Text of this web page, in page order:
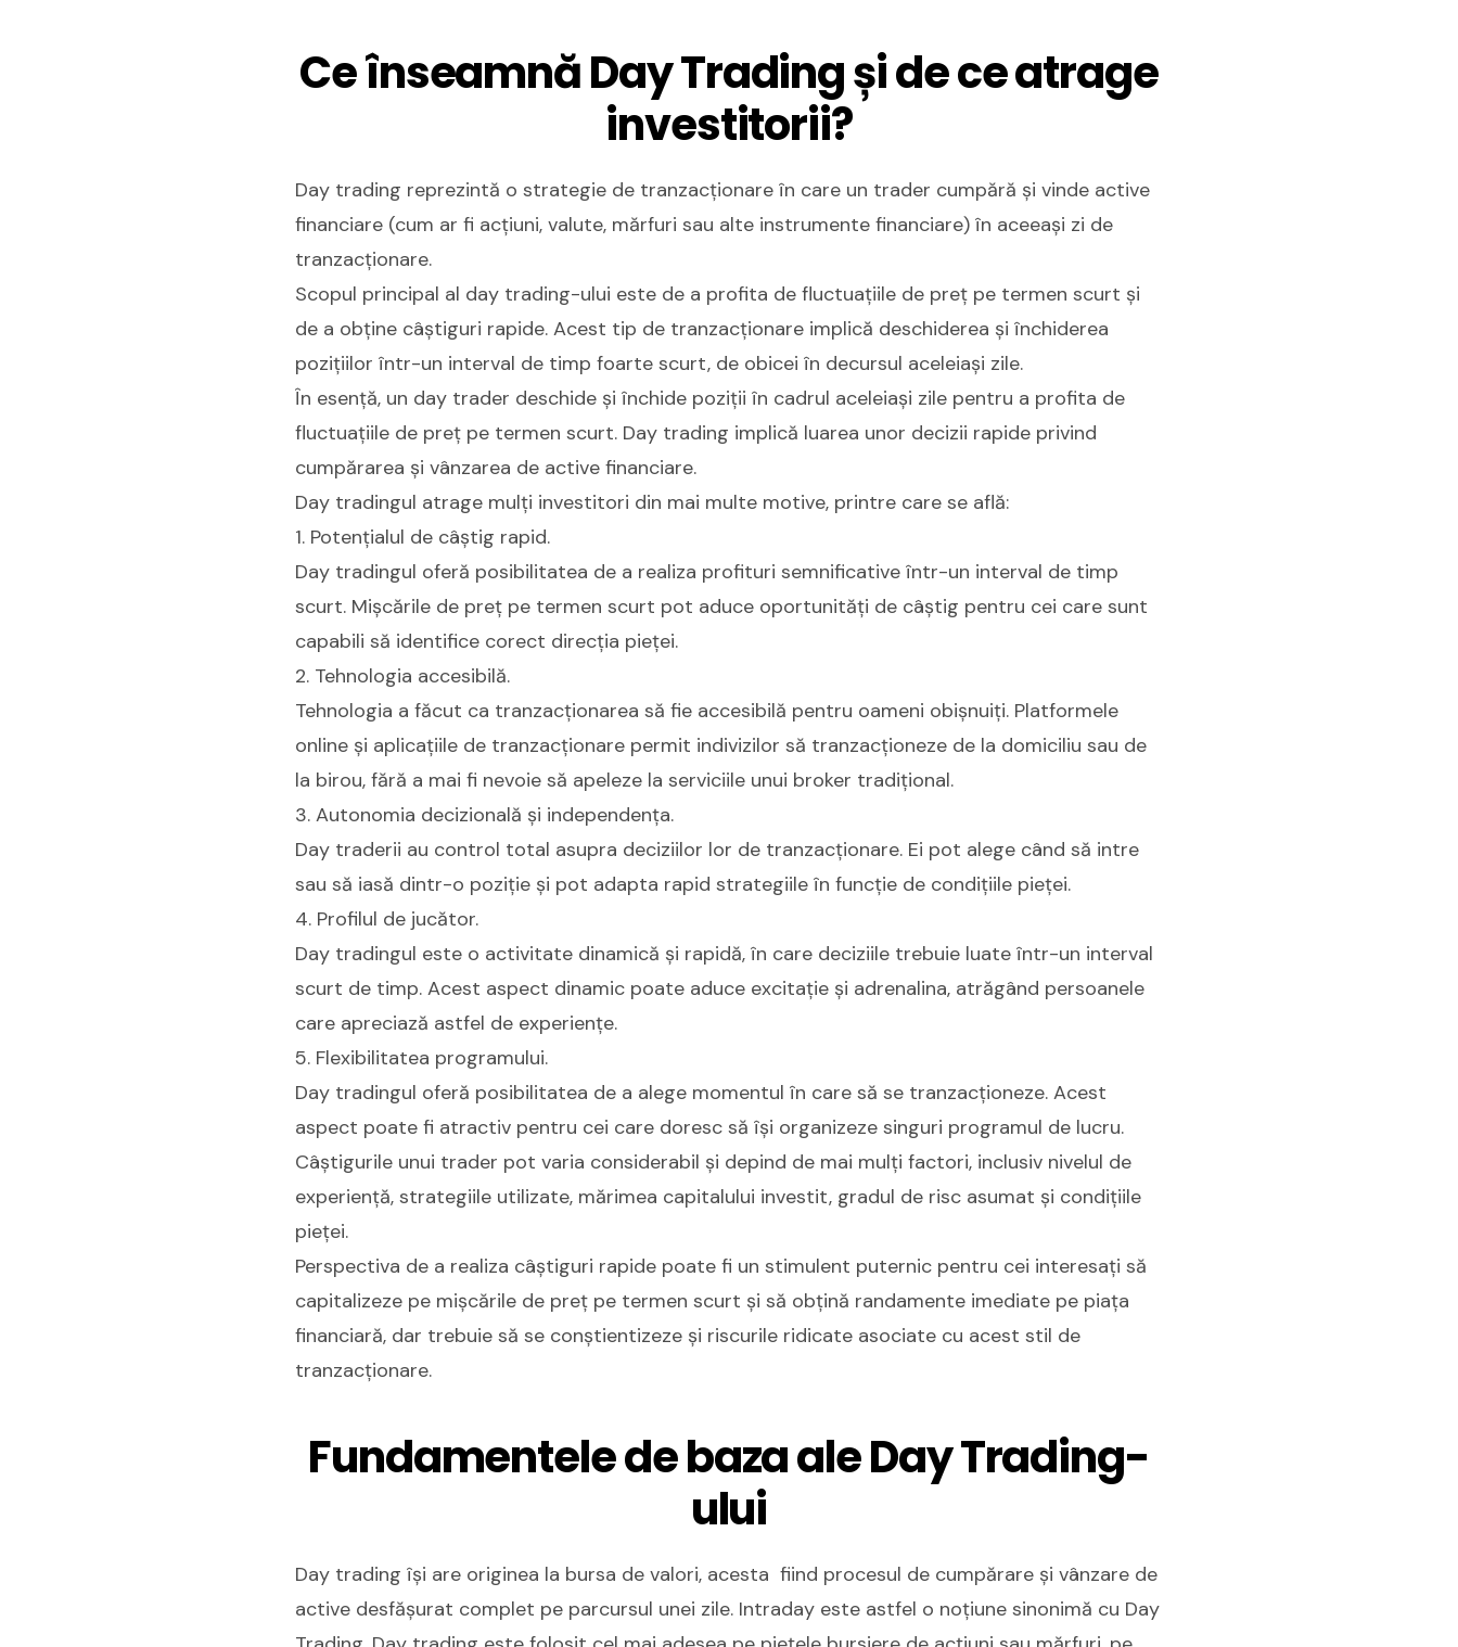
Ce înseamnă Day Trading și de ce atrage
investitorii?
Day trading reprezintă o strategie de tranzacționare în care un trader cumpără și vinde active
financiare (cum ar fi acțiuni, valute, mărfuri sau alte instrumente financiare) în aceeași zi de
tranzacționare.
Scopul principal al day trading-ului este de a profita de fluctuațiile de preț pe termen scurt și
de a obține câștiguri rapide. Acest tip de tranzacționare implică deschiderea și închiderea
pozițiilor într-un interval de timp foarte scurt, de obicei în decursul aceleiași zile.
În esență, un day trader deschide și închide poziții în cadrul aceleiași zile pentru a profita de
fluctuațiile de preț pe termen scurt. Day trading implică luarea unor decizii rapide privind
cumpărarea și vânzarea de active financiare.
Day tradingul atrage mulți investitori din mai multe motive, printre care se află:
1. Potențialul de câștig rapid.
Day tradingul oferă posibilitatea de a realiza profituri semnificative într-un interval de timp
scurt. Mișcările de preț pe termen scurt pot aduce oportunități de câștig pentru cei care sunt
capabili să identifice corect direcția pieței.
2. Tehnologia accesibilă.
Tehnologia a făcut ca tranzacționarea să fie accesibilă pentru oameni obișnuiți. Platformele
online și aplicațiile de tranzacționare permit indivizilor să tranzacționeze de la domiciliu sau de
la birou, fără a mai fi nevoie să apeleze la serviciile unui broker tradițional.
3. Autonomia decizională și independența.
Day traderii au control total asupra deciziilor lor de tranzacționare. Ei pot alege când să intre
sau să iasă dintr-o poziție și pot adapta rapid strategiile în funcție de condițiile pieței.
4. Profilul de jucător.
Day tradingul este o activitate dinamică și rapidă, în care deciziile trebuie luate într-un interval
scurt de timp. Acest aspect dinamic poate aduce excitație și adrenalina, atrăgând persoanele
care apreciază astfel de experiențe.
5. Flexibilitatea programului.
Day tradingul oferă posibilitatea de a alege momentul în care să se tranzacționeze. Acest
aspect poate fi atractiv pentru cei care doresc să își organizeze singuri programul de lucru.
Câștigurile unui trader pot varia considerabil și depind de mai mulți factori, inclusiv nivelul de
experiență, strategiile utilizate, mărimea capitalului investit, gradul de risc asumat și condițiile
pieței.
Perspectiva de a realiza câștiguri rapide poate fi un stimulent puternic pentru cei interesați să
capitalizeze pe mișcările de preț pe termen scurt și să obțină randamente imediate pe piața
financiară, dar trebuie să se conștientizeze și riscurile ridicate asociate cu acest stil de
tranzacționare.
Fundamentele de baza ale Day Trading-
ului
Day trading își are originea la bursa de valori, acesta fiind procesul de cumpărare și vânzare de
active desfășurat complet pe parcursul unei zile. Intraday este astfel o noțiune sinonimă cu Day